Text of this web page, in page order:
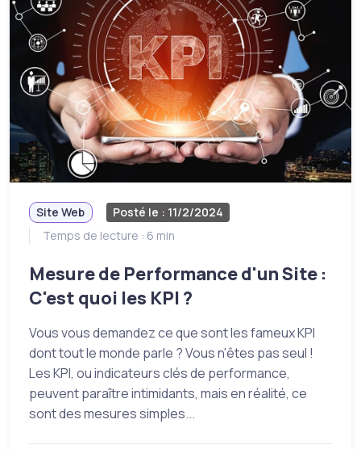
Site Web
Posté le : 11/2/2024
Temps de lecture : 6 min
Mesure de Performance d'un Site :
C'est quoi les KPI ?
Vous vous demandez ce que sont les fameux KPI
dont tout le monde parle ? Vous n'êtes pas seul !
Les KPI, ou indicateurs clés de performance,
peuvent paraître intimidants, mais en réalité, ce
sont des mesures simples...